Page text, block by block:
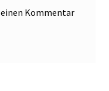
Kommentar